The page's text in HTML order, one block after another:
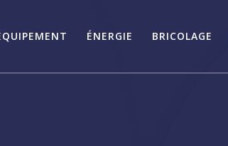
ÉNERGIE BRICOLAGE